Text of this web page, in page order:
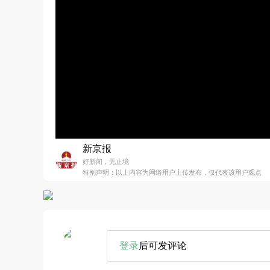
新京报
好新闻，无止境
特别声明：以上内容为网络用户上传发布，仅代表该用户观点
登录后可发评论